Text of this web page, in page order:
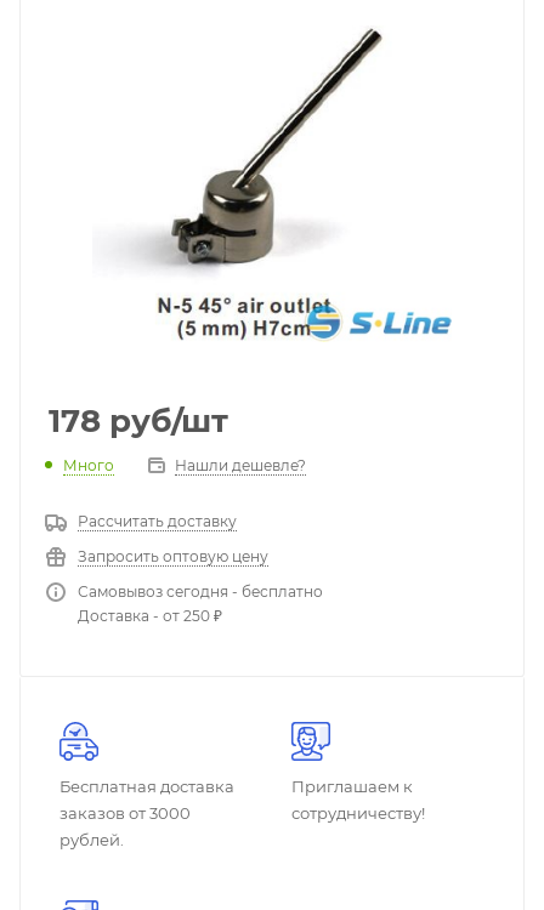
178 руб/шт
Много Нашли дешевле?
Рассчитать доставку
Запросить оптовую цену
Самовывоз сегодня - бесплатно
Доставка - от 250 ₽
Бесплатная доставка
заказов от 3000
рублей.
Приглашаем к
сотрудничеству!